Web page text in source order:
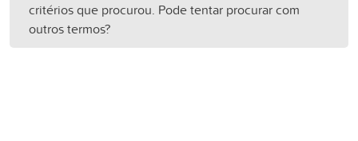
critérios que procurou. Pode tentar procurar com
outros termos?